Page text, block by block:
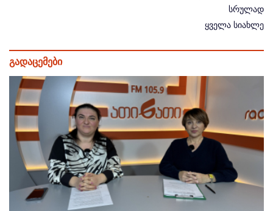
სრულად
ყველა სიახლე
გადაცემები